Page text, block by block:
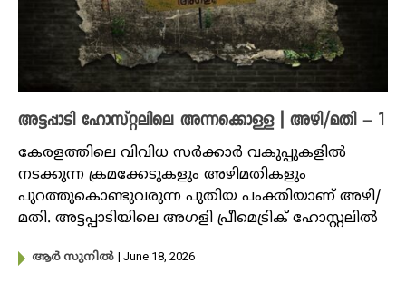
അട്ടപ്പാടി ഹോസ്റ്റലിലെ അന്നക്കൊള്ള | അഴി/മതി – 1
കേരളത്തിലെ വിവിധ സർക്കാർ വകുപ്പുകളിൽ
നടക്കുന്ന ക്രമക്കേടുകളും അഴിമതികളും
പുറത്തുകൊണ്ടുവരുന്ന പുതിയ പംക്തിയാണ് അഴി/
മതി. അട്ടപ്പാടിയിലെ അഗളി പ്രീമെട്രിക് ഹോസ്റ്റലിൽ
ആർ സുനിൽ | June 18, 2026